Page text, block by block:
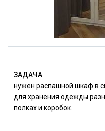
ЗАДАЧА
нужен распашной шкаф в
для хранения одежды
полках и коробок.